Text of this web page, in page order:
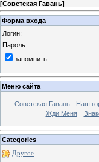
[Советская Гавань]
Форма входа
Логин:
Пароль:
запомнить
Меню сайта
Советская Гавань - Наш
Жди Меня
Categories
Другое